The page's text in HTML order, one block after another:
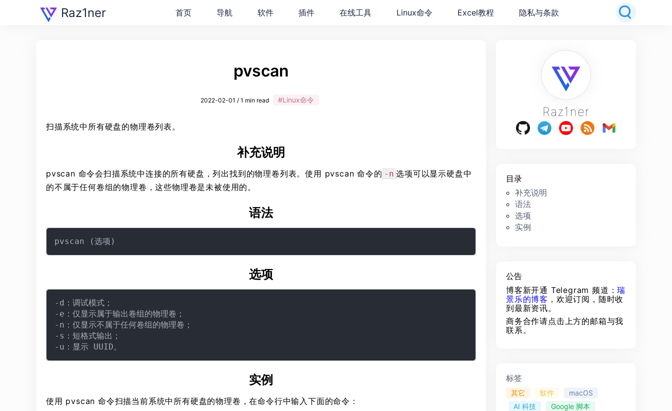
Raz1ner 首页 导航 软件 插件 在线工具 Linux命令 Excel教程 隐私与条款
pvscan
2022-02-01 / 1 min read #Linux命令
扫描系统中所有硬盘的物理卷列表。
补充说明
pvscan 命令会扫描系统中连接的所有硬盘，列出找到的物理卷列表。使用 pvscan 命令的 -n 选项可以显示硬盘中
的不属于任何卷组的物理卷，这些物理卷是未被使用的。
语法
选项
-d：调试模式；
-e：仅显示属于输出卷组的物理卷；
-n：仅显示不属于任何卷组的物理卷；
-s：短格式输出；
实例
使用 pvscan 命令扫描当前系统中所有硬盘的物理卷，在命令行中输入下面的命令：
Raz1ner
目录
补充说明
语法
选项
实例
公告
博客新开通 Telegram 频道：瑞
景乐的博客 ，欢迎订阅，随时收
到最新资讯。
商务合作请点击上方的邮箱与我
联系。
标签
其它 软件
macOS
AI 科技
Google 脚本